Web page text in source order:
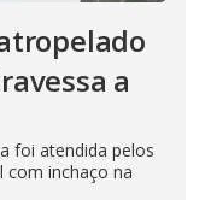
a
foi atendida pelos
com inchaço na